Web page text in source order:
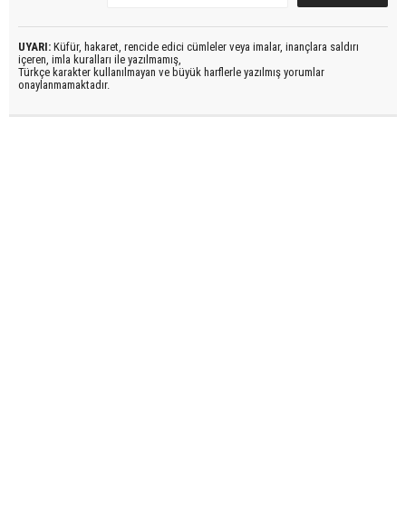
UYARI: Küfür, hakaret, rencide edici cümleler veya imalar, inançlara saldırı
içeren, imla kuralları ile yazılmamış,
Türkçe karakter kullanılmayan ve büyük harflerle yazılmış yorumlar
onaylanmamaktadır.